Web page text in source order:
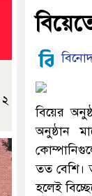
বিয়ের
অনুষ্ঠান
তত বেশি।
হলেই